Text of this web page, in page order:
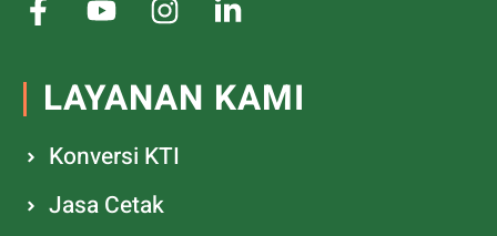
LAYANAN KAMI
Konversi KTI
Jasa Cetak